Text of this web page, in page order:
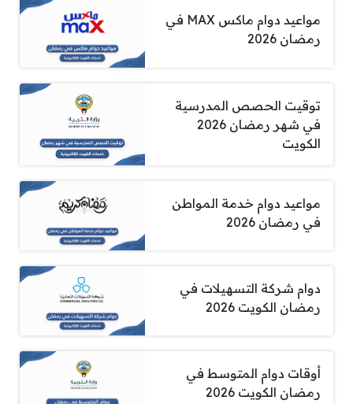
مواعيد دوام ماكس MAX في
رمضان 2026
توقيت الحصص المدرسية
في شهر رمضان 2026
الكويت
مواعيد دوام خدمة المواطن
في رمضان 2026
دوام شركة التسهيلات في
رمضان الكويت 2026
أوقات دوام المتوسط في
رمضان الكويت 2026